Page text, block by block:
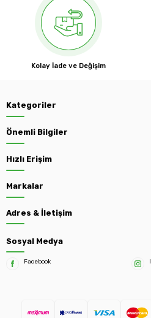
Kolay İade ve Değişim
Kategoriler
Önemli Bilgiler
Hızlı Erişim
Markalar
Adres & İletişim
Sosyal Medya
Facebook